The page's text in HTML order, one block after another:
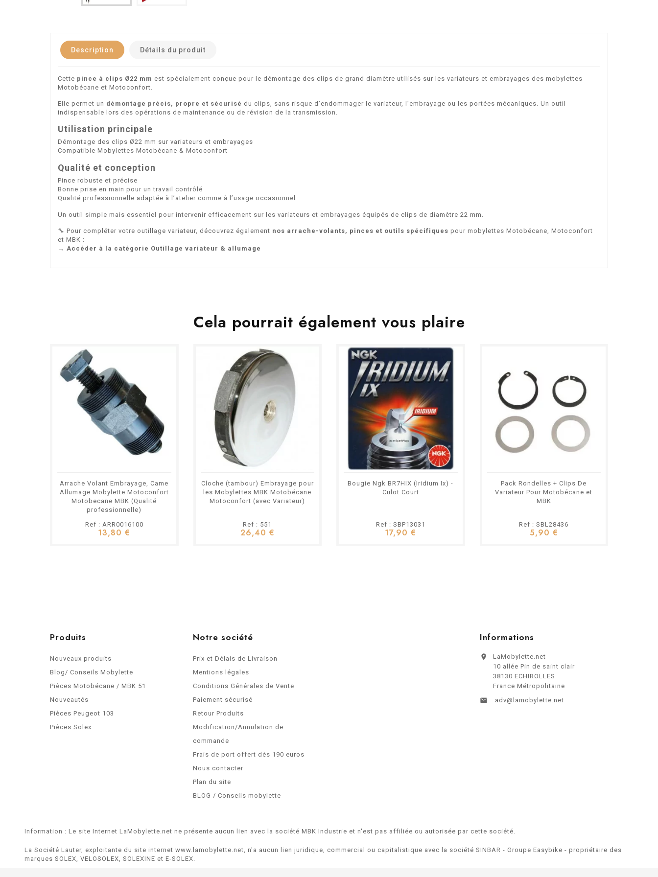
Description Détails du produit
Cette pince à clips Ø22 mm est spécialement conçue pour le démontage des clips de grand diamètre utilisés sur les variateurs et embrayages des mobylettes
Motobécane et Motoconfort.
Elle permet un démontage précis, propre et sécurisé du clips, sans risque d’endommager le variateur, l’embrayage ou les portées mécaniques. Un outil
indispensable lors des opérations de maintenance ou de révision de la transmission.
Utilisation principale
Démontage des clips Ø22 mm sur variateurs et embrayages
Compatible Mobylettes Motobécane & Motoconfort
Qualité et conception
Pince robuste et précise
Bonne prise en main pour un travail contrôlé
Qualité professionnelle adaptée à l’atelier comme à l’usage occasionnel
Un outil simple mais essentiel pour intervenir efficacement sur les variateurs et embrayages équipés de clips de diamètre 22 mm.
🔧 Pour compléter votre outillage variateur, découvrez également nos arrache-volants, pinces et outils spécifiques pour mobylettes Motobécane, Motoconfort
et MBK :
→ Accéder à la catégorie Outillage variateur & allumage
Cela pourrait également vous plaire
Arrache Volant Embrayage, Came
Allumage Mobylette Motoconfort
Motobecane MBK (Qualité
professionnelle)
Ref : ARR0016100
13,80 €
Cloche (tambour) Embrayage pour
les Mobylettes MBK Motobécane
Motoconfort (avec Variateur)
Ref : 551
26,40 €
Bougie Ngk BR7HIX (Iridium Ix) -
Culot Court
Ref : SBP13031
17,90 €
Pack Rondelles + Clips De
Variateur Pour Motobécane et
MBK
Ref : SBL28436
5,90 €
Produits
Nouveaux produits
Blog/ Conseils Mobylette
Pièces Motobécane / MBK 51
Nouveautés
Pièces Peugeot 103
Pièces Solex
Notre société
Prix et Délais de Livraison
Mentions légales
Conditions Générales de Vente
Paiement sécurisé
Retour Produits
Modification/Annulation de
commande
Frais de port offert dès 190 euros
Nous contacter
Plan du site
BLOG / Conseils mobylette
Informations

LaMobylette.net
10 allée Pin de saint clair
38130 ECHIROLLES
France Métropolitaine
 adv@lamobylette.net
Information : Le site Internet LaMobylette.net ne présente aucun lien avec la société MBK Industrie et n'est pas affiliée ou autorisée par cette société.
La Société Lauter, exploitante du site internet www.lamobylette.net, n'a aucun lien juridique, commercial ou capitalistique avec la société SINBAR - Groupe Easybike - propriétaire des
marques SOLEX, VELOSOLEX, SOLEXINE et E-SOLEX.